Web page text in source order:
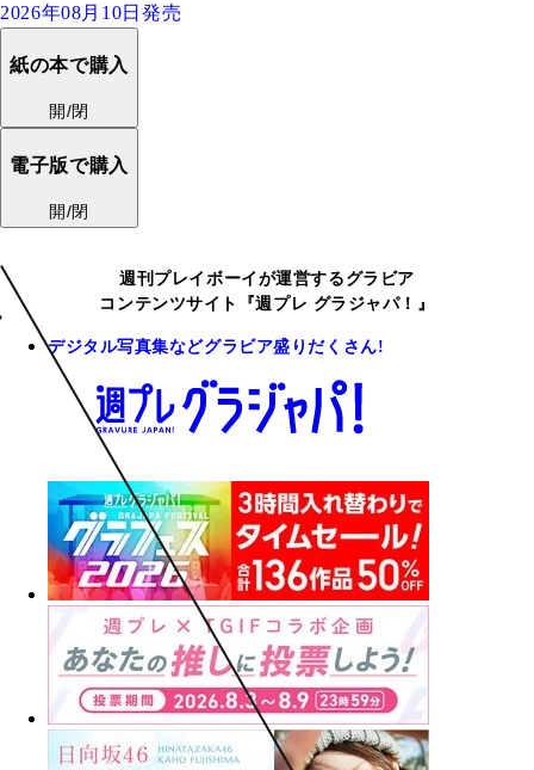
2026年08月10日発売
紙の本で購入
開/閉
電子版で購入
開/閉
週刊プレイボーイが運営するグラビア
コンテンツサイト『週プレ グラジャパ！』
デジタル写真集などグラビア盛りだくさん!